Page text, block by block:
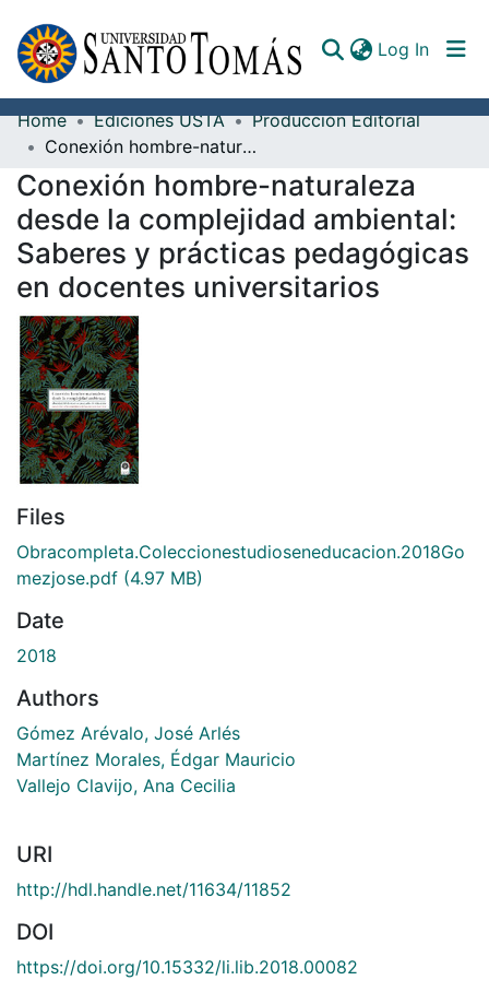
Log In
Communities & Collections
All of DSpace
Documents
Home Ediciones USTA
Producción Editorial
Conexión hombre-naturaleza desde la complejidad ambiental: Saberes y prácticas pedagógicas en docentes universitarios
Conexión hombre-naturaleza
desde la complejidad ambiental:
Saberes y prácticas pedagógicas
en docentes universitarios
Files
Obracompleta.Coleccionestudioseneducacion.2018Go
mezjose.pdf (4.97 MB)
Date
2018
Authors
Gómez Arévalo, José Arlés
Martínez Morales, Édgar Mauricio
Vallejo Clavijo, Ana Cecilia
URI
http://hdl.handle.net/11634/11852
DOI
https://doi.org/10.15332/li.lib.2018.00082